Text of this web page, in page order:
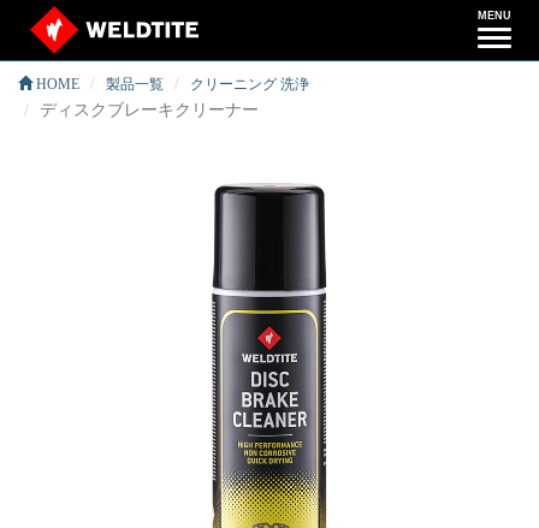
MENU
ナ
ビ
HOME 製品一覧 クリーニング 洗浄
ディスクブレーキクリーナー